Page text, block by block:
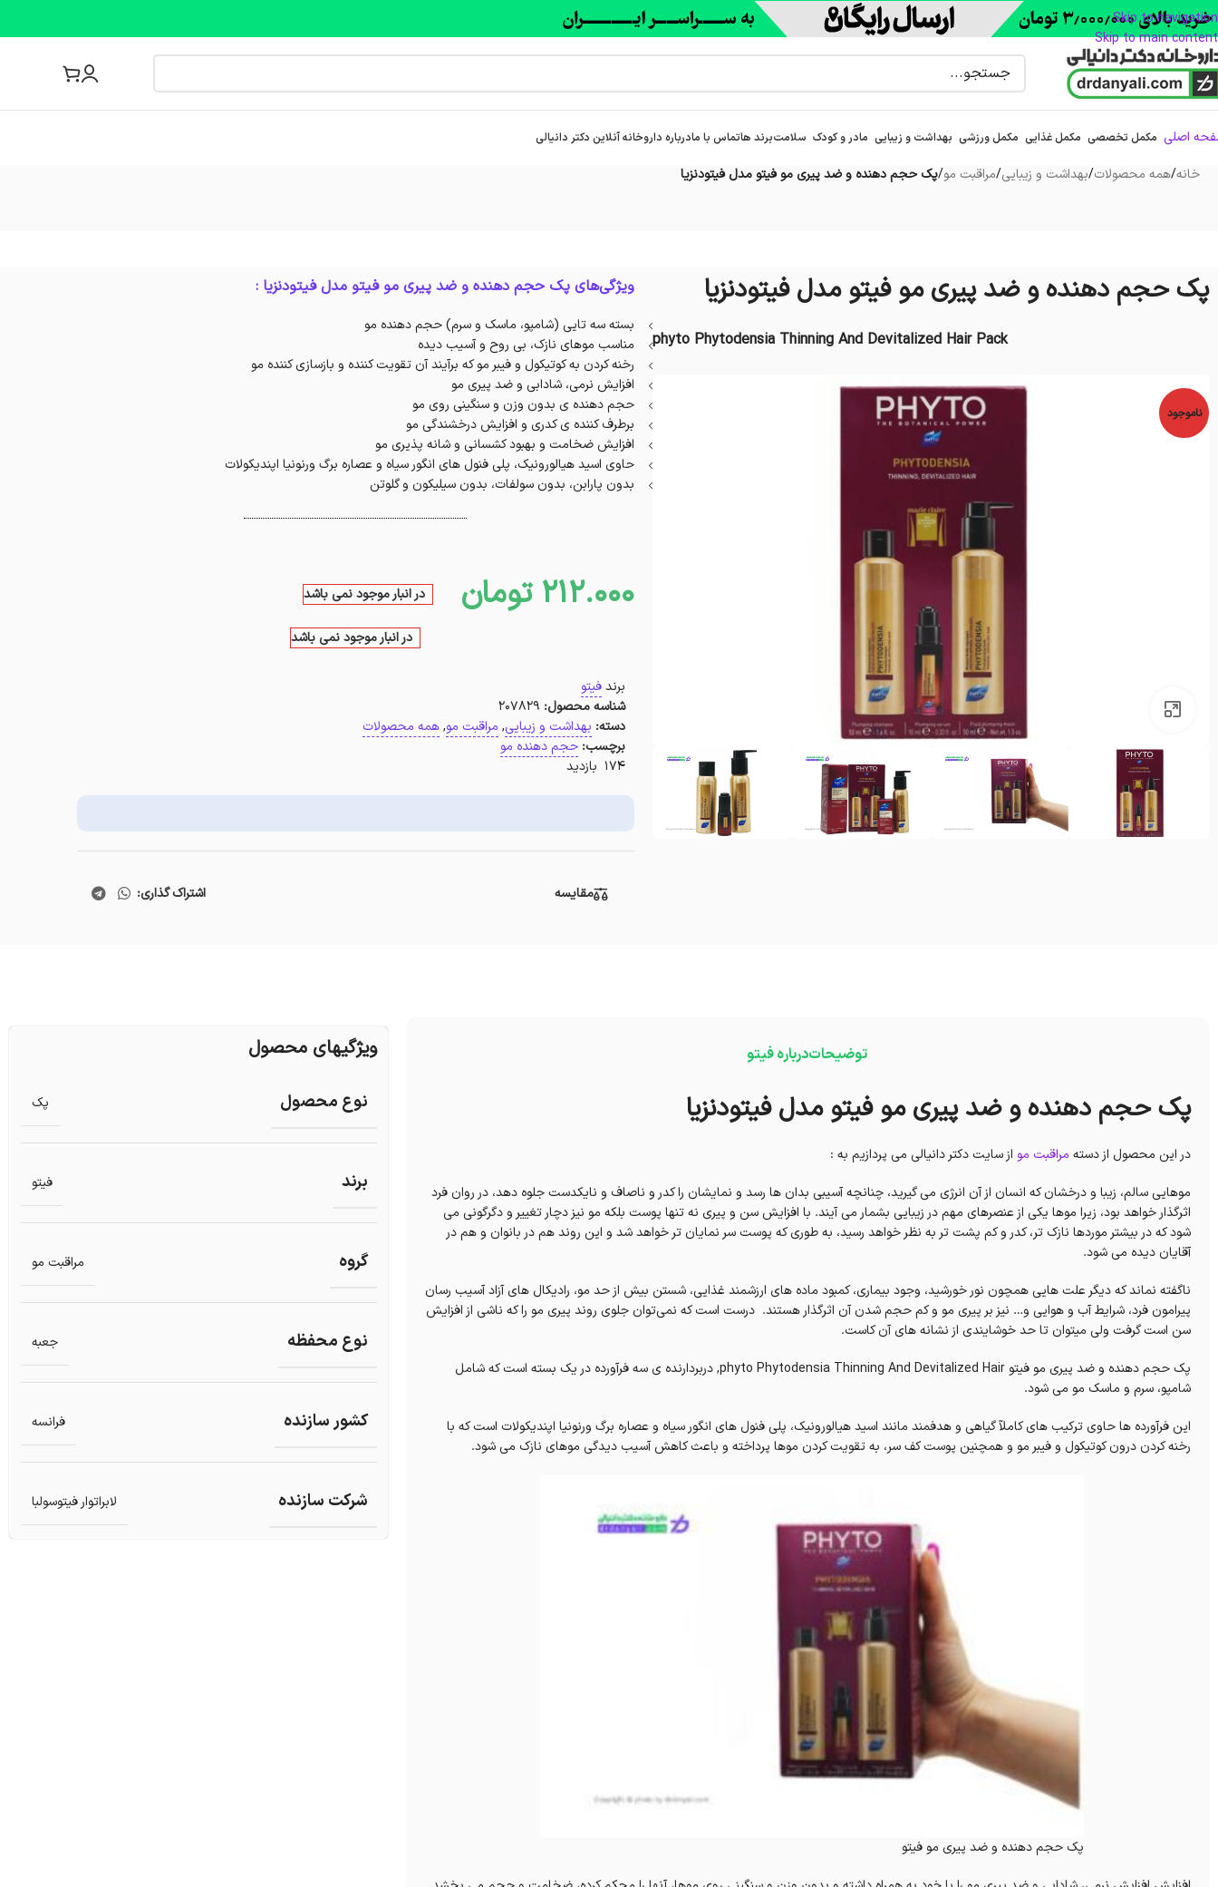
Skip to navigation
Skip to main content
اصلی مکمل تخصصی مکمل غذایی مکمل ورزشی بهداشت و زیبایی مادر و کودک سلامتبرند هاتماس با مادرباره‌ داروخانه آنلاین دکتر دانیالی
خانه/همه محصولات/بهداشت و زیبایی/مراقبت مو/پک حجم دهنده و ضد پیری مو فیتو مدل فیتودنزیا
پک حجم دهنده و ضد پیری مو فیتو مدل فیتودنزیا
phyto Phytodensia Thinning And Devitalized Hair Pack
ناموجود
ویژگی‌های پک حجم دهنده و ضد پیری مو فیتو مدل فیتودنزیا :
بسته سه تایی (شامپو، ماسک و سرم) حجم دهنده مو
مناسب موهای نازک، بی روح و آسیب دیده
رخنه کردن به کوتیکول و فیبر مو که برآیند آن تقویت کننده و بازسازی کننده مو
افزایش نرمی، شادابی و ضد پیری مو
حجم دهنده ی بدون وزن و سنگینی روی مو
برطرف کننده ی کدری و افزایش درخشندگی مو
افزایش ضخامت و بهبود کشسانی و شانه پذیری مو
حاوی اسید هیالورونیک، پلی فنول های انگور سیاه و عصاره برگ ورنونیا اپندیکولات
بدون پارابن، بدون سولفات، بدون سیلیکون و گلوتن
212.000 تومان در انبار موجود نمی باشد
در انبار موجود نمی باشد
برندفیتو
شناسه محصول: 207829
دسته: بهداشت و زیبایی, مراقبت مو, همه محصولات
برچسب: حجم دهنده مو
174 بازدید
مقایسه اشتراک گذاری:
توضیحاتدرباره فیتو
پک حجم دهنده و ضد پیری مو فیتو مدل فیتودنزیا
در این محصول از دسته مراقبت مو از سایت دکتر دانیالی می پردازیم به :
موهایی سالم، زیبا و درخشان که انسان از آن انرژی می گیرید، چنانچه آسیبی بدان ها رسد و نمایشان را کدر و ناصاف و نایکدست جلوه دهد، در روان فرد
اثرگذار خواهد بود، زیرا موها یکی از عنصرهای مهم در زیبایی بشمار می آیند. با افزایش سن و پیری نه تنها پوست بلکه مو نیز دچار تغییر و دگرگونی می
شود که در بیشتر موردها نازک تر، کدر و کم پشت تر به نظر خواهد رسید، به طوری که پوست سر نمایان تر خواهد شد و این روند هم در بانوان و هم در
آقایان دیده می شود.
ناگفته نماند که دیگر علت هایی همچون نور خورشید، وجود بیماری، کمبود ماده های ارزشمند غذایی، شستن بیش از حد مو، رادیکال های آزاد آسیب‌ رسان
پیرامون فرد، شرایط آب و هوایی و… نیز بر پیری مو و کم حجم شدن آن اثرگذار هستند. درست است که نمی‌توان جلوی روند پیری مو را که ناشی از افزایش
سن است گرفت ولی میتوان تا حد خوشایندی از نشانه های آن کاست.
پک حجم دهنده و ضد پیری مو فیتو phyto Phytodensia Thinning And Devitalized Hair, دربردارنده ی سه فرآورده در یک بسته است که شامل
شامپو، سرم و ماسک مو می شود.
این فرآورده ها حاوی ترکیب های کاملآ گیاهی و هدفمند مانند اسید هیالورونیک، پلی فنول های انگور سیاه و عصاره برگ ورنونیا اپندیکولات است که با
رخنه کردن درون کوتیکول و فیبر مو و همچنین پوست کف سر، به تقویت کردن موها پرداخته و باعث کاهش آسیب دیدگی موهای نازک می شود.
پک حجم دهنده و ضد پیری مو فیتو
ویژگیهای محصول
نوع محصول پک
برند فیتو
گروه مراقبت مو
نوع محفظه جعبه
کشور سازنده فرانسه
شرکت سازنده لابراتوار فیتوسولبا